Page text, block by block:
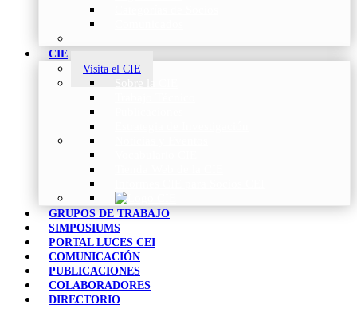
CIE
Visita el CIE
GRUPOS DE TRABAJO
SIMPOSIUMS
PORTAL LUCES CEI
COMUNICACIÓN
PUBLICACIONES
COLABORADORES
DIRECTORIO